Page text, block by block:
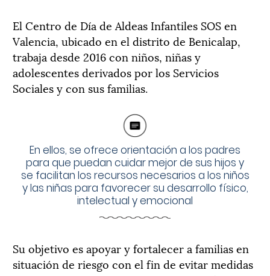
El Centro de Día de Aldeas Infantiles SOS en
Valencia, ubicado en el distrito de Benicalap,
trabaja desde 2016 con niños, niñas y
adolescentes derivados por los Servicios
Sociales y con sus familias.
En ellos, se ofrece orientación a los padres
para que puedan cuidar mejor de sus hijos y
se facilitan los recursos necesarios a los niños
y las niñas para favorecer su desarrollo físico,
intelectual y emocional
Su objetivo es apoyar y fortalecer a familias en
situación de riesgo con el fin de evitar medidas